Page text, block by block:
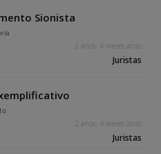
Sionista
2 anos, 4 meses atrás
Juristas
2 anos, 4 meses atrás
Juristas